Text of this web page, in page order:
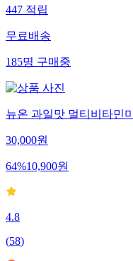
447적립
무료배송
185명구매중
뉴온 과일맛 멀티비타민
30,000원
64%10,900원
4.8
(58)